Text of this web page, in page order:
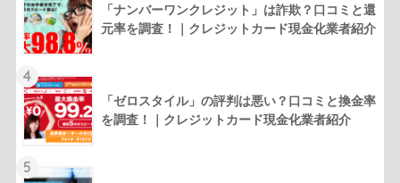
「ナンバーワンクレジット」は詐欺？口コミと還
元率を調査！｜クレジットカード現金化業者紹介
4
「ゼロスタイル」の評判は悪い？口コミと換金率
を調査！｜クレジットカード現金化業者紹介
5